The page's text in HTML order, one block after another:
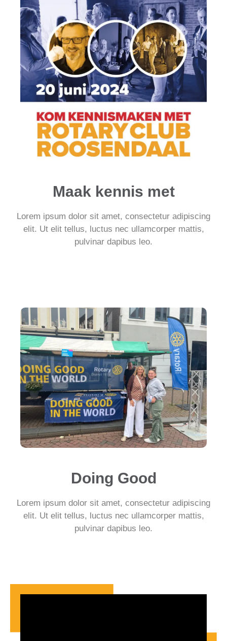
Maak kennis met
Lorem ipsum dolor sit amet, consectetur adipiscing
elit. Ut elit tellus, luctus nec ullamcorper mattis,
pulvinar dapibus leo.
Doing Good
Lorem ipsum dolor sit amet, consectetur adipiscing
elit. Ut elit tellus, luctus nec ullamcorper mattis,
pulvinar dapibus leo.